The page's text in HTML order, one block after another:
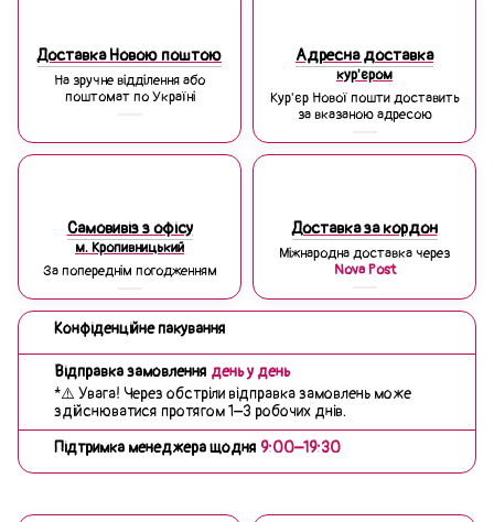
Доставка Новою поштою
На зручне відділення або
поштомат по Україні
Адресна доставка
кур'єром
Кур'єр Нової пошти доставить
за вказаною адресою
Самовивіз з офісу
м. Кропивницький
За попереднім погодженням
Доставка за кордон
Міжнародна доставка через
Nova Post
Конфіденційне пакування
Відправка замовлення день у день
*⚠️ Увага! Через обстріли відправка замовлень може
здійснюватися протягом 1–3 робочих днів.
Підтримка менеджера щодня 9:00–19:30